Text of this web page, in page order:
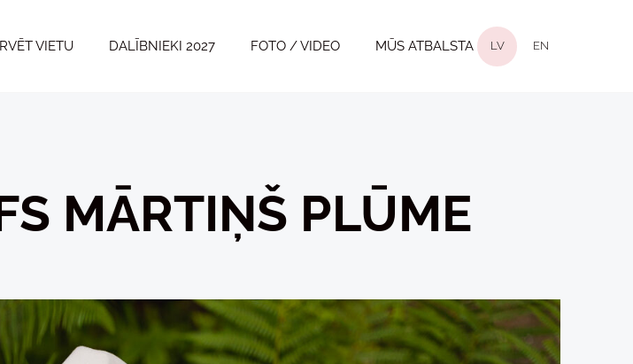
VIETU DALĪBNIEKI 2027 FOTO / VIDEO MŪS ATBALSTA LV EN
MĀRTIŅŠ PLŪME